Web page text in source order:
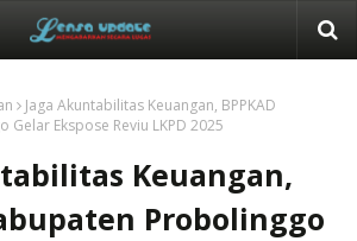
Jaga Akuntabilitas Keuangan, BPPKAD
Ekspose Reviu LKPD 2025
Keuangan,
Probolinggo